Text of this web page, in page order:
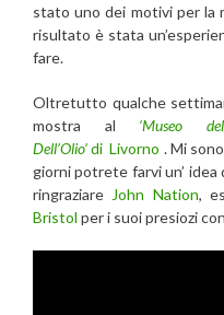
stato uno dei motivi per la
risultato è stata
fare.
Oltretutto qualche
mostra al ‘Museo
Dell’Olio’di Livorno .Mi
giorni potrete farvi un’
ringraziareJohn Nation,
Bristol per i suoi presiozi